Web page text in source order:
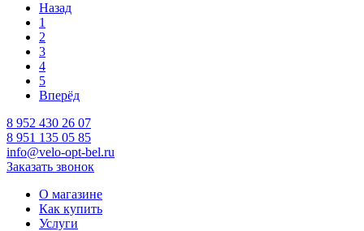
Назад
1
2
3
4
5
Вперёд
8 952 430 26 07
8 951 135 05 85
info@velo-opt-bel.ru
Заказать звонок
О магазине
Как купить
Услуги